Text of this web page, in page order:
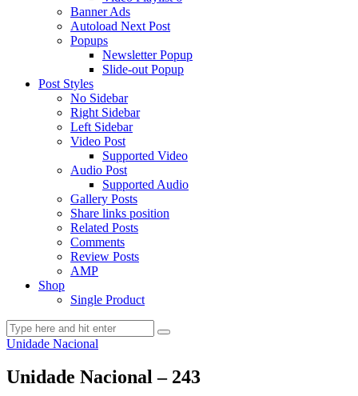
Banner Ads
Autoload Next Post
Popups
Newsletter Popup
Slide-out Popup
Post Styles
No Sidebar
Right Sidebar
Left Sidebar
Video Post
Supported Video
Audio Post
Supported Audio
Gallery Posts
Share links position
Related Posts
Comments
Review Posts
AMP
Shop
Single Product
Unidade Nacional
Unidade Nacional – 243